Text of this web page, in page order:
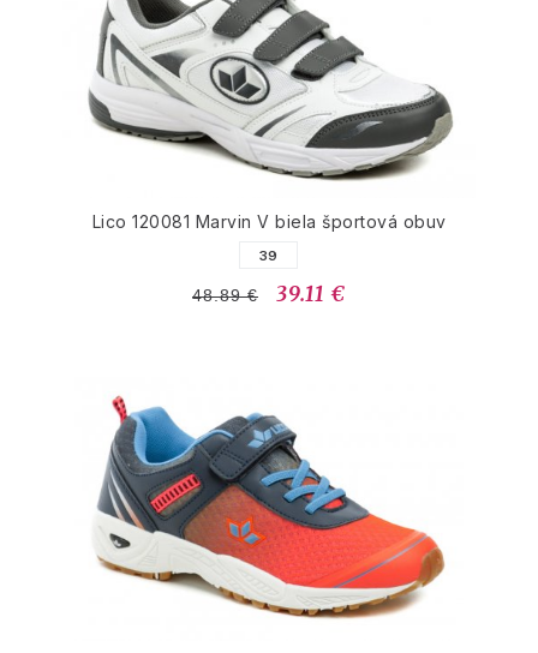
Lico 120081 Marvin V biela športová obuv
39
48.89 € 39.11 €